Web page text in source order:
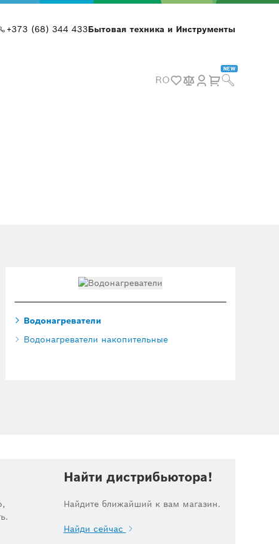
+373 (68) 344 433Бытовая техника и Инструменты
RO
NEW
Водонагреватели
Водонагреватели накопительные
Найти дистрибьютора!
Найдите ближайший к вам магазин.
Найди сейчас